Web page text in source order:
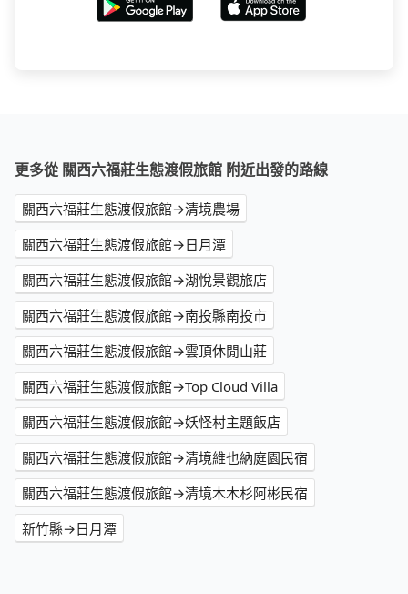
更多從 關西六福莊生態渡假旅館 附近出發的路線
關西六福莊生態渡假旅館→清境農場
關西六福莊生態渡假旅館→日月潭
關西六福莊生態渡假旅館→湖悅景觀旅店
關西六福莊生態渡假旅館→南投縣南投市
關西六福莊生態渡假旅館→雲頂休閒山莊
關西六福莊生態渡假旅館→Top Cloud Villa
關西六福莊生態渡假旅館→妖怪村主題飯店
關西六福莊生態渡假旅館→清境維也納庭園民宿
關西六福莊生態渡假旅館→清境木木杉阿彬民宿
新竹縣→日月潭